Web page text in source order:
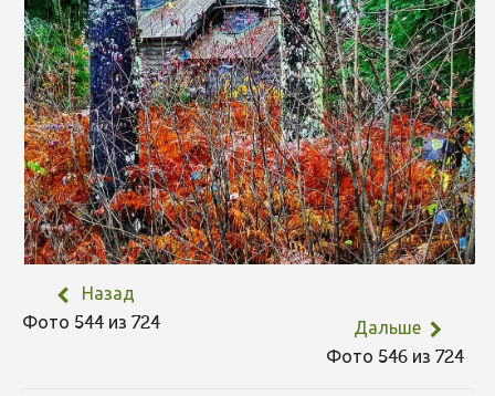
Назад
Фото 544 из 724
Дальше
Фото 546 из 724